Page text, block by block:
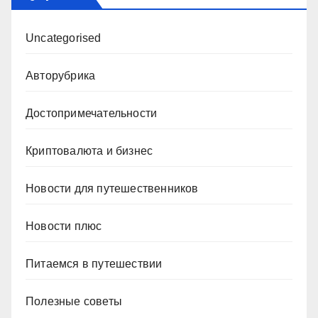
Uncategorised
Авторубрика
Достопримечательности
Криптовалюта и бизнес
Новости для путешественников
Новости плюс
Питаемся в путешествии
Полезные советы